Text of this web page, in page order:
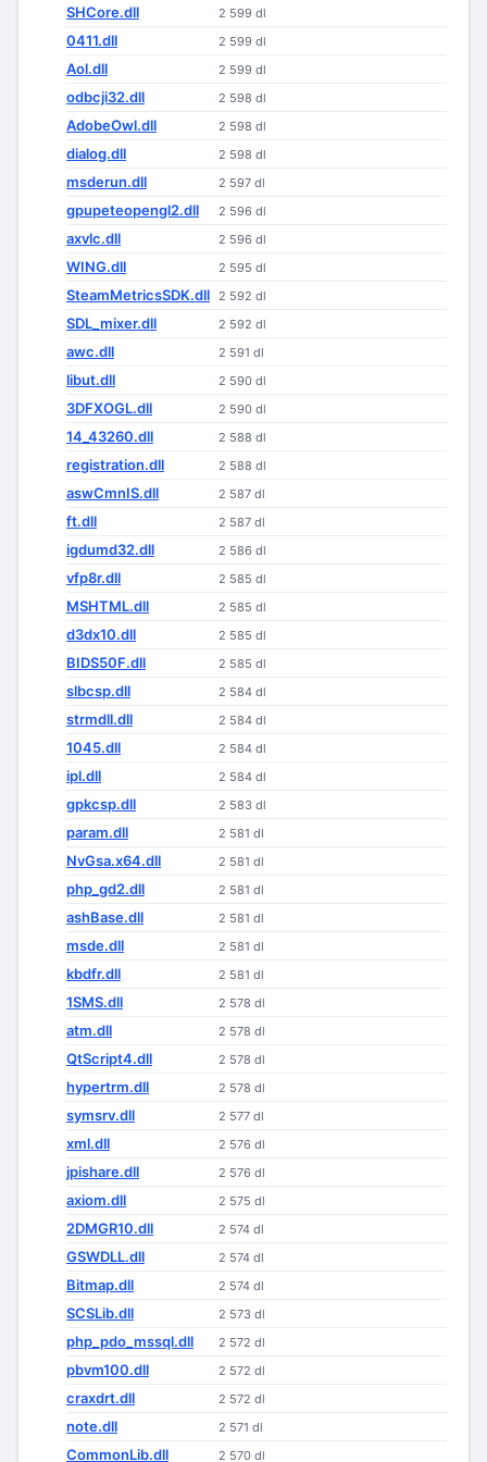
SHCore.dll 2 599 dl
0411.dll 2 599 dl
Aol.dll 2 599 dl
odbcji32.dll 2 598 dl
AdobeOwl.dll 2 598 dl
dialog.dll 2 598 dl
msderun.dll 2 597 dl
gpupeteopengl2.dll 2 596 dl
axvlc.dll 2 596 dl
WING.dll 2 595 dl
SteamMetricsSDK.dll 2 592 dl
SDL_mixer.dll 2 592 dl
awc.dll 2 591 dl
libut.dll 2 590 dl
3DFXOGL.dll 2 590 dl
14_43260.dll 2 588 dl
registration.dll 2 588 dl
aswCmnIS.dll 2 587 dl
ft.dll 2 587 dl
igdumd32.dll 2 586 dl
vfp8r.dll 2 585 dl
MSHTML.dll 2 585 dl
d3dx10.dll 2 585 dl
BIDS50F.dll 2 585 dl
slbcsp.dll 2 584 dl
strmdll.dll 2 584 dl
1045.dll 2 584 dl
ipl.dll 2 584 dl
gpkcsp.dll 2 583 dl
param.dll 2 581 dl
NvGsa.x64.dll 2 581 dl
php_gd2.dll 2 581 dl
ashBase.dll 2 581 dl
msde.dll 2 581 dl
kbdfr.dll 2 581 dl
1SMS.dll 2 578 dl
atm.dll 2 578 dl
QtScript4.dll 2 578 dl
hypertrm.dll 2 578 dl
symsrv.dll 2 577 dl
xml.dll 2 576 dl
jpishare.dll 2 576 dl
axiom.dll 2 575 dl
2DMGR10.dll 2 574 dl
GSWDLL.dll 2 574 dl
Bitmap.dll 2 574 dl
SCSLib.dll 2 573 dl
php_pdo_mssql.dll 2 572 dl
pbvm100.dll 2 572 dl
craxdrt.dll 2 572 dl
note.dll 2 571 dl
CommonLib.dll 2 570 dl